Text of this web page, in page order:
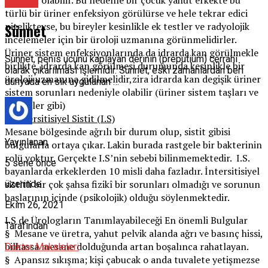
türlü bir üriner enfeksiyon görülürse ve hele tekrar edici
nitelikteyse, bu bireyler kesinlikle ek testler ve radyolojik
incelemeler için bir üroloji uzmanına görünmelidirler.
Üriner sistem enfeksiyonlarında da idrarda kan görülmekle
birlikte, idrarda kan görülmesi durumunda kesinlikle bir
üroloji uzmanına gidilmelidir,zira idrarda kan degişik üriner
sistem sorunları nedeniyle olabilir (üriner sistem taşları ve
tümörler gibi)
2-Intersitisiyel Sistit (I.S)
Mesane bölgesinde ağrılı bir durum olup, sistit gibisi
bulgularla ortaya çıkar. Lakin burada rastgele bir bakterinin
rolü yoktur. Gerçekte I.S’nin sebebi bilinmemektedir. I.S.
bayanlarda erkeklerden 10 misli daha fazladır. İntersitisiyel
sistitli bir çok şahsa fizikî bir sorunları olmadığı ve sorunun
başlarının içinde (psikolojik) olduğu söylenmektedir.
I.S de Ürologların Tanımlayabileceği En önemli Bulgular
§ Mesane ve üretra, yahut pelvik alanda ağrı ve basınç hissi,
bilhassa mesane dolduğunda artan boşalınca rahatlayan.
§ Apansız sıkışma; kişi çabucak o anda tuvalete yetişmezse
Sünnet
Sünnet, penis ucunu kaplayan derinin (preputium) cerrahi
olarak çıkarılması işlemidir. Sünnet, eski zamanlardan beri
dünyada en sık uygulanan …
Yayınlanan
5 sene önce
üzerinde
Ekim 26, 2021
Tarafından
Doktor Makaleleri